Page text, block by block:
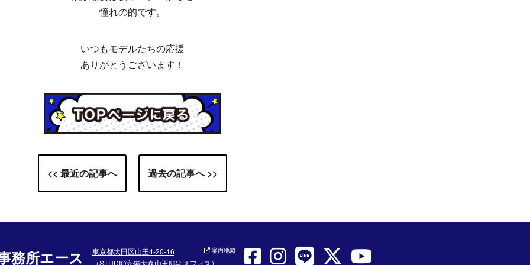
憧れの的です。
いつもモデルたちの応援
ありがとうございます！
<< 最近の記事へ 過去の記事へ >>
務所エース
東京都大田区山王4-20-16
（STUDIO完備大森山王邸宅オフィス）
案内地図